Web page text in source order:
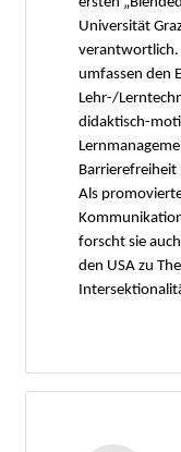
Universität
umfassen den
Lehr-/
didaktisch-
Barrierefreiheit
Als
forscht sie
den USA zu